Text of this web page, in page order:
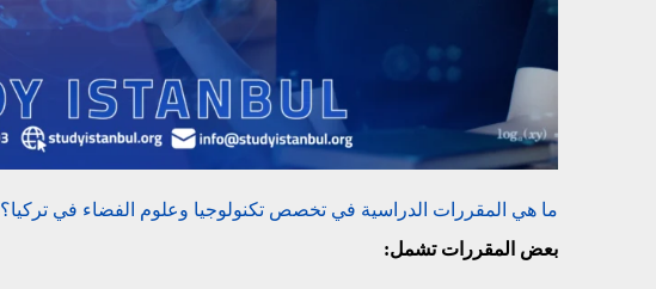
ما هي المقررات الدراسية في تخصص تكنولوجيا وعلوم الفضاء في تركيا؟
بعض المقررات تشمل: